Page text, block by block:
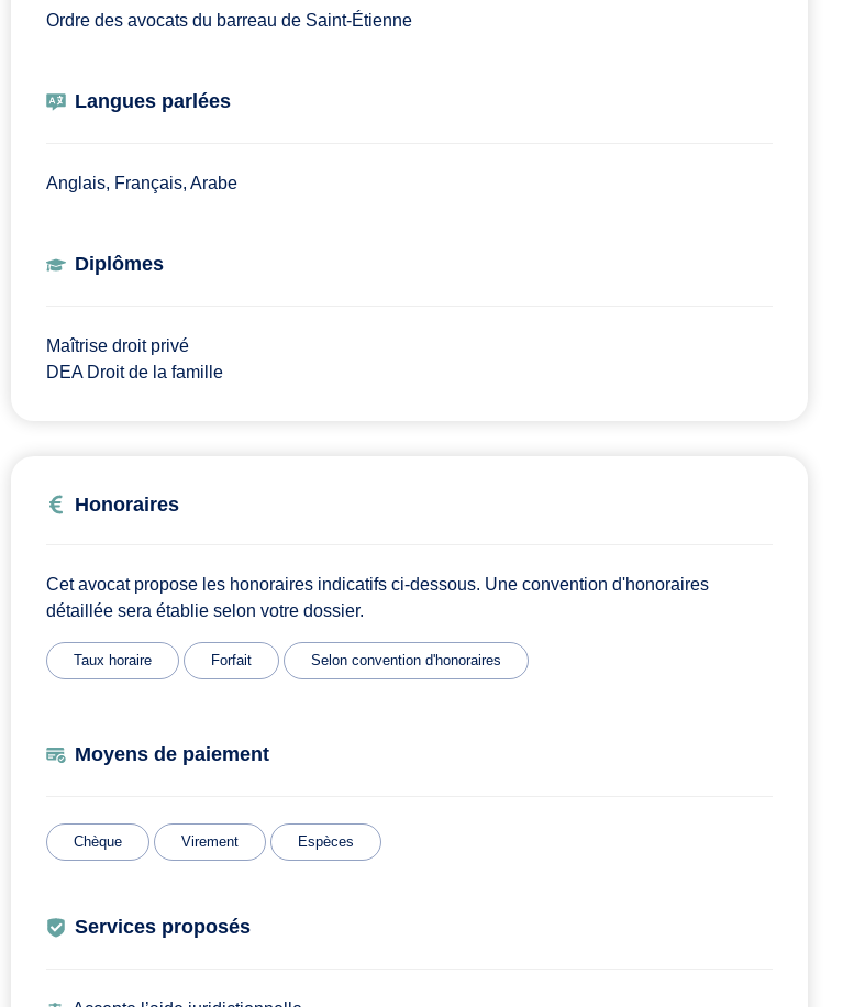
Ordre des avocats du barreau de Saint-Étienne
Langues parlées
Anglais, Français, Arabe
Diplômes
Maîtrise droit privé
DEA Droit de la famille
Honoraires
Cet avocat propose les honoraires indicatifs ci-dessous. Une convention d'honoraires
détaillée sera établie selon votre dossier.
Taux horaire Forfait Selon convention d'honoraires
Moyens de paiement
Chèque Virement Espèces
Services proposés